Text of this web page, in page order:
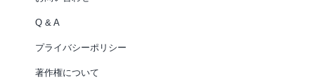
Q & A
プライバシーポリシー
著作権について